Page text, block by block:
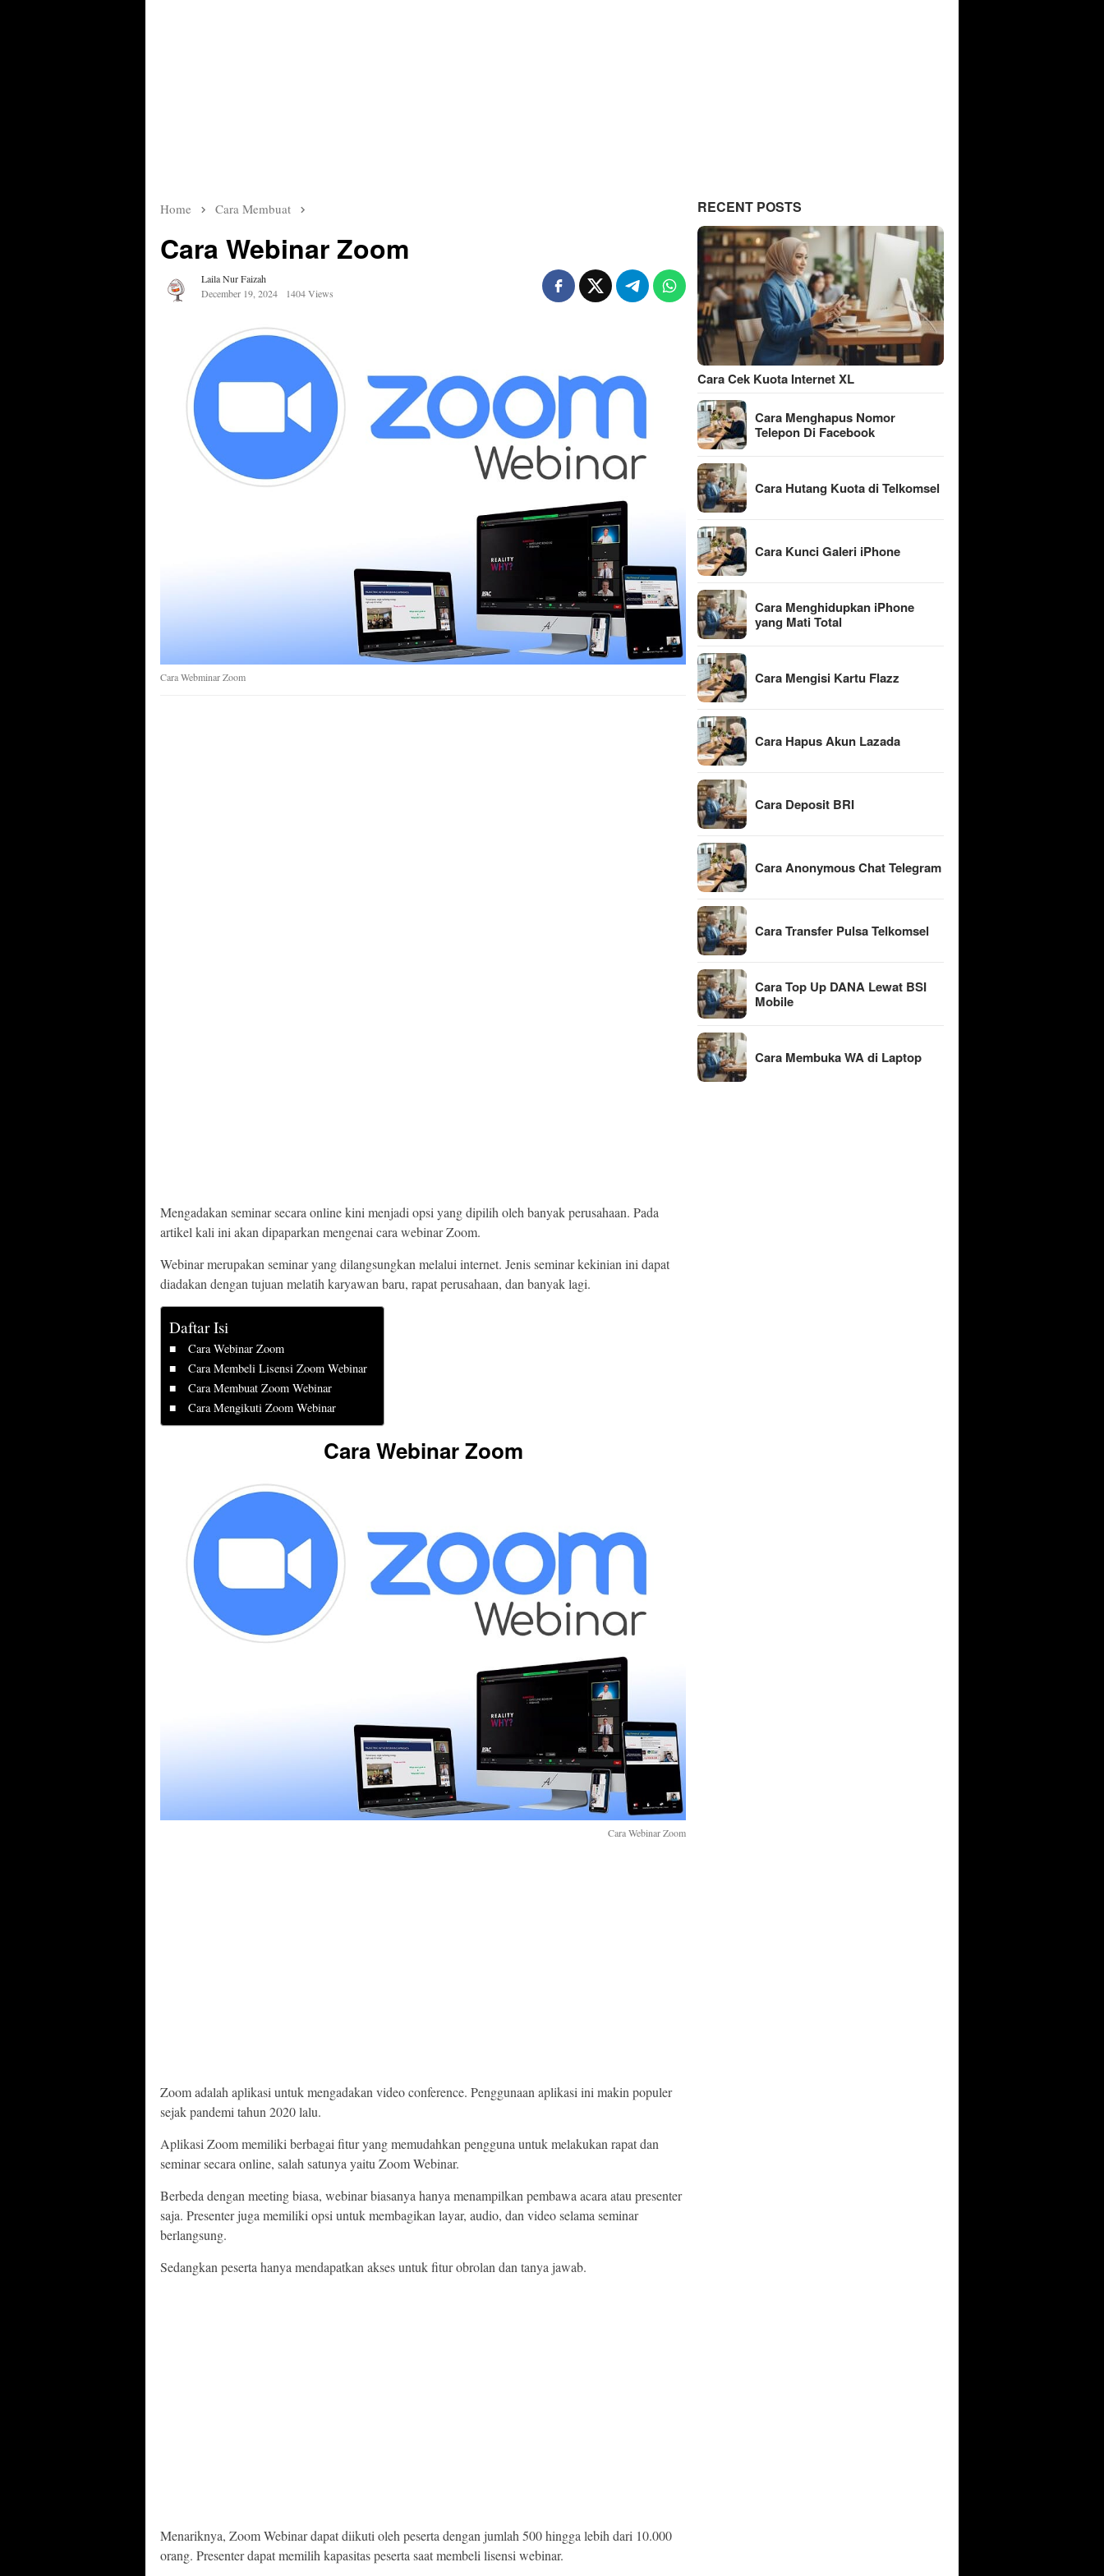
Home Cara Membuat
Cara Webinar Zoom
Laila Nur Faizah
December 19, 2024
1404 Views
Cara Webminar Zoom
Mengadakan seminar secara online kini menjadi opsi yang dipilih oleh banyak perusahaan. Pada
artikel kali ini akan dipaparkan mengenai cara webinar Zoom.
Webinar merupakan seminar yang dilangsungkan melalui internet. Jenis seminar kekinian ini dapat
diadakan dengan tujuan melatih karyawan baru, rapat perusahaan, dan banyak lagi.
Daftar Isi
Cara Webinar Zoom
Cara Membeli Lisensi Zoom Webinar
Cara Membuat Zoom Webinar
Cara Mengikuti Zoom Webinar
Cara Webinar Zoom
Cara Webinar Zoom
Zoom adalah aplikasi untuk mengadakan video conference. Penggunaan aplikasi ini makin populer
sejak pandemi tahun 2020 lalu.
Aplikasi Zoom memiliki berbagai fitur yang memudahkan pengguna untuk melakukan rapat dan
seminar secara online, salah satunya yaitu Zoom Webinar.
Berbeda dengan meeting biasa, webinar biasanya hanya menampilkan pembawa acara atau presenter
saja. Presenter juga memiliki opsi untuk membagikan layar, audio, dan video selama seminar
berlangsung.
Sedangkan peserta hanya mendapatkan akses untuk fitur obrolan dan tanya jawab.
Menariknya, Zoom Webinar dapat diikuti oleh peserta dengan jumlah 500 hingga lebih dari 10.000
orang. Presenter dapat memilih kapasitas peserta saat membeli lisensi webinar.
RECENT POSTS
Cara Cek Kuota Internet XL
Cara Menghapus Nomor
Telepon Di Facebook
Cara Hutang Kuota di Telkomsel
Cara Kunci Galeri iPhone
Cara Menghidupkan iPhone
yang Mati Total
Cara Mengisi Kartu Flazz
Cara Hapus Akun Lazada
Cara Deposit BRI
Cara Anonymous Chat Telegram
Cara Transfer Pulsa Telkomsel
Cara Top Up DANA Lewat BSI
Mobile
Cara Membuka WA di Laptop